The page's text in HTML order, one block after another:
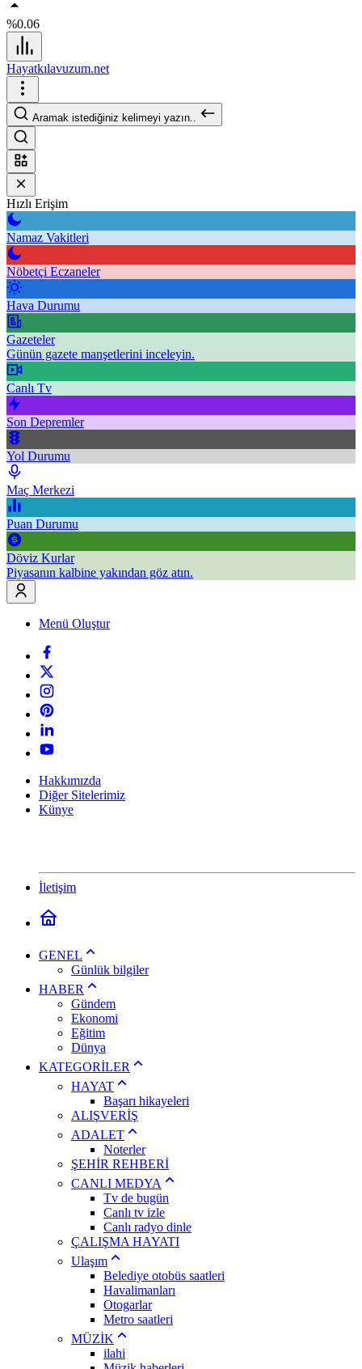
%0.06
Hayatkılavuzum.net
Aramak istediğiniz kelimeyi yazın..
Hızlı Erişim
Namaz Vakitleri
Nöbetçi Eczaneler
Hava Durumu
Gazeteler
Günün gazete manşetlerini inceleyin.
Canlı Tv
Son Depremler
Yol Durumu
Maç Merkezi
Puan Durumu
Döviz Kurlar
Piyasanın kalbine yakından göz atın.
Menü Oluştur
Hakkımızda
Diğer Sitelerimiz
Künye
İletişim
GENEL
Günlük bilgiler
HABER
Gündem
Ekonomi
Eğitim
Dünya
KATEGORİLER
HAYAT
Başarı hikayeleri
ALIŞVERİŞ
ADALET
Noterler
ŞEHİR REHBERİ
CANLI MEDYA
Tv de bugün
Canlı tv izle
Canlı radyo dinle
ÇALIŞMA HAYATI
Ulaşım
Belediye otobüs saatleri
Havalimanları
Otogarlar
Metro saatleri
MÜZİK
ilahi